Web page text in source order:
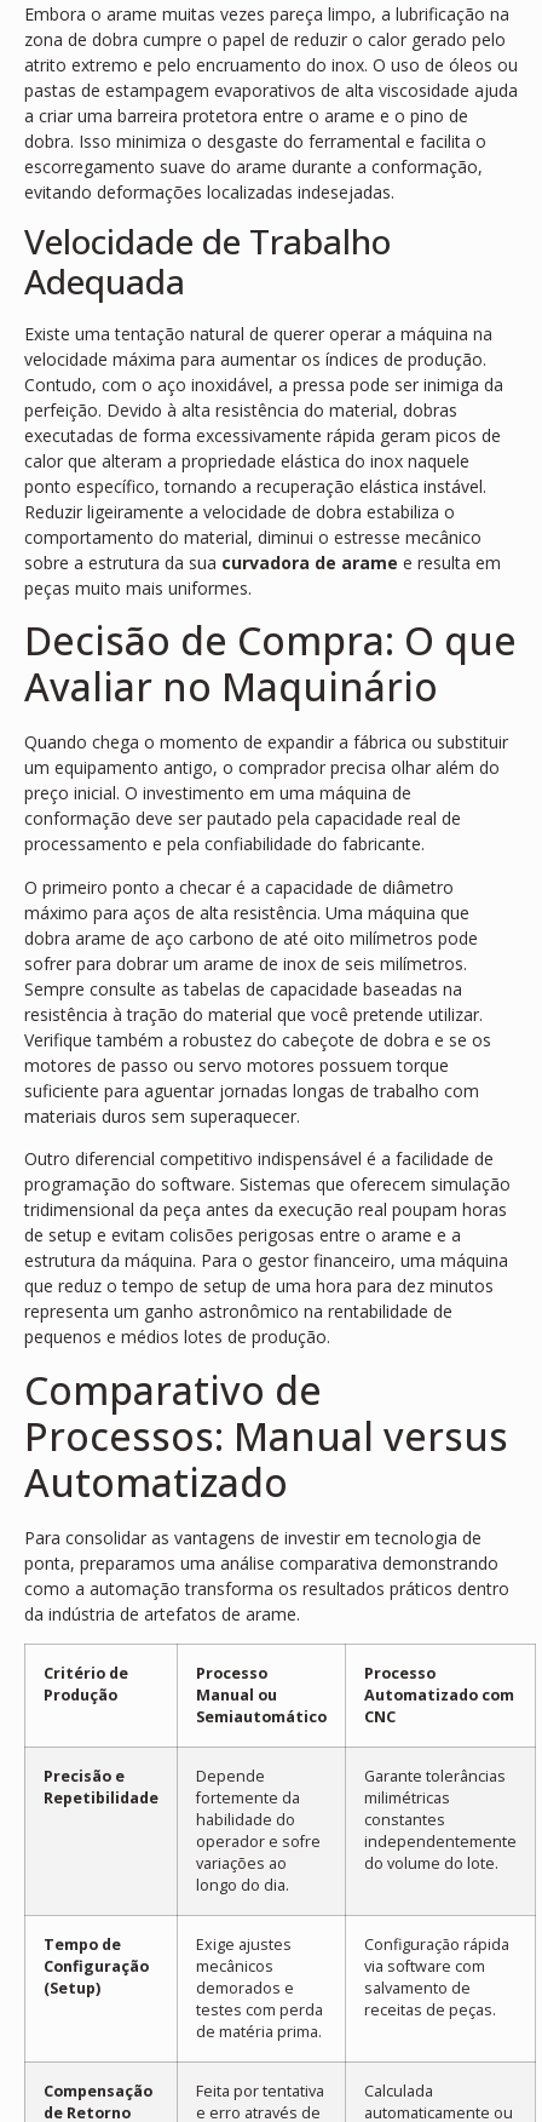
Embora o arame muitas vezes pareça limpo, a lubrificação na
zona de dobra cumpre o papel de reduzir o calor gerado pelo
atrito extremo e pelo encruamento do inox. O uso de óleos ou
pastas de estampagem evaporativos de alta viscosidade ajuda
a criar uma barreira protetora entre o arame e o pino de
dobra. Isso minimiza o desgaste do ferramental e facilita o
escorregamento suave do arame durante a conformação,
evitando deformações localizadas indesejadas.
Velocidade de Trabalho
Adequada
Existe uma tentação natural de querer operar a máquina na
velocidade máxima para aumentar os índices de produção.
Contudo, com o aço inoxidável, a pressa pode ser inimiga da
perfeição. Devido à alta resistência do material, dobras
executadas de forma excessivamente rápida geram picos de
calor que alteram a propriedade elástica do inox naquele
ponto específico, tornando a recuperação elástica instável.
Reduzir ligeiramente a velocidade de dobra estabiliza o
comportamento do material, diminui o estresse mecânico
sobre a estrutura da sua curvadora de arame e resulta em
peças muito mais uniformes.
Decisão de Compra: O que
Avaliar no Maquinário
Quando chega o momento de expandir a fábrica ou substituir
um equipamento antigo, o comprador precisa olhar além do
preço inicial. O investimento em uma máquina de
conformação deve ser pautado pela capacidade real de
processamento e pela confiabilidade do fabricante.
O primeiro ponto a checar é a capacidade de diâmetro
máximo para aços de alta resistência. Uma máquina que
dobra arame de aço carbono de até oito milímetros pode
sofrer para dobrar um arame de inox de seis milímetros.
Sempre consulte as tabelas de capacidade baseadas na
resistência à tração do material que você pretende utilizar.
Verifique também a robustez do cabeçote de dobra e se os
motores de passo ou servo motores possuem torque
suficiente para aguentar jornadas longas de trabalho com
materiais duros sem superaquecer.
Outro diferencial competitivo indispensável é a facilidade de
programação do software. Sistemas que oferecem simulação
tridimensional da peça antes da execução real poupam horas
de setup e evitam colisões perigosas entre o arame e a
estrutura da máquina. Para o gestor financeiro, uma máquina
que reduz o tempo de setup de uma hora para dez minutos
representa um ganho astronômico na rentabilidade de
pequenos e médios lotes de produção.
Comparativo de
Processos: Manual versus
Automatizado
Para consolidar as vantagens de investir em tecnologia de
ponta, preparamos uma análise comparativa demonstrando
como a automação transforma os resultados práticos dentro
da indústria de artefatos de arame.
Critério de
Produção
Processo
Manual ou
Semiautomático
Processo
Automatizado com
CNC
Precisão e
Repetibilidade
Depende
fortemente da
habilidade do
operador e sofre
variações ao
longo do dia.
Garante tolerâncias
milimétricas
constantes
independentemente
do volume do lote.
Tempo de
Configuração
(Setup)
Exige ajustes
mecânicos
demorados e
testes com perda
de matéria prima.
Configuração rápida
via software com
salvamento de
receitas de peças.
Compensação
de Retorno
Feita por tentativa
e erro através de
Calculada
automaticamente ou